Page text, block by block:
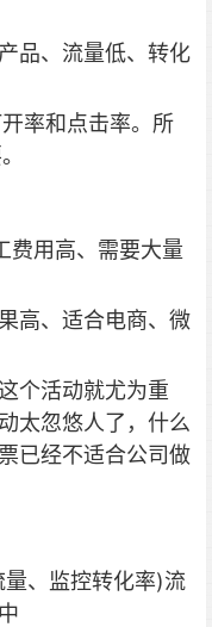
品、流量低、转化
率和点击率。所
费用高、需要大量
高、适合电商、微
个活动就尤为重
太忽悠人了，什么
已经不适合公司做
、监控转化率)流